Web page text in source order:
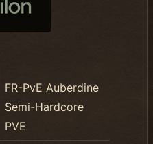
FR-PvE Auberdine
Semi-Hardcore
PVE